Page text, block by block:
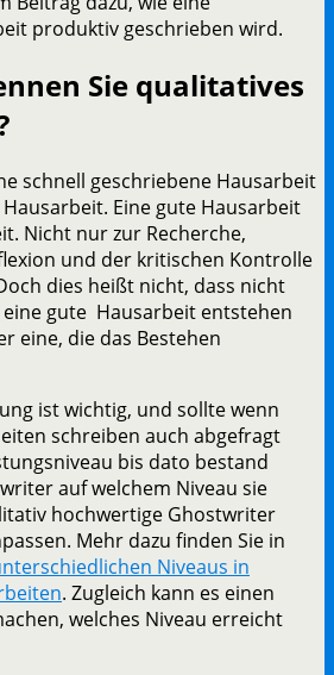
produktiv geschrieben wird.
Sie qualitatives
schnell geschriebene Hausarbeit
Eine gute Hausarbeit
Nicht nur zur Recherche,
und der kritischen Kontrolle
dies heißt nicht, dass nicht
gute Hausarbeit entstehen
eine, die das Bestehen
ist wichtig, und sollte wenn
schreiben auch abgefragt
bis dato bestand
auf welchem Niveau sie
hochwertige Ghostwriter
Mehr dazu finden Sie in
Niveaus in
. Zugleich kann es einen
welches Niveau erreicht